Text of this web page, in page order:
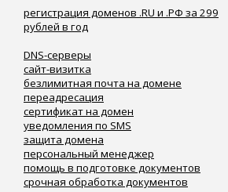
регистрация доменов .RU и .РФ за 299
рублей в год
DNS-серверы
сайт-визитка
безлимитная почта на домене
переадресация
сертификат на домен
уведомления по SMS
защита домена
персональный менеджер
помощь в подготовке документов
срочная обработка документов